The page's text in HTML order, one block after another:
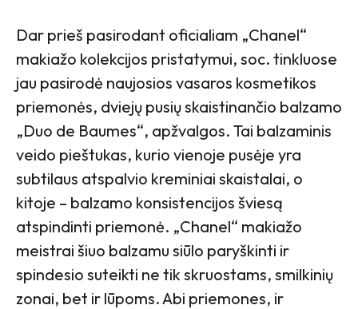
Dar prieš pasirodant oficialiam „Chanel“
makiažo kolekcijos pristatymui, soc. tinkluose
jau pasirodė naujosios vasaros kosmetikos
priemonės, dviejų pusių skaistinančio balzamo
„Duo de Baumes“, apžvalgos. Tai balzaminis
veido pieštukas, kurio vienoje pusėje yra
subtilaus atspalvio kreminiai skaistalai, o
kitoje – balzamo konsistencijos šviesą
atspindinti priemonė. „Chanel“ makiažo
meistrai šiuo balzamu siūlo paryškinti ir
spindesio suteikti ne tik skruostams, smilkinių
zonai, bet ir lūpoms. Abi priemones, ir